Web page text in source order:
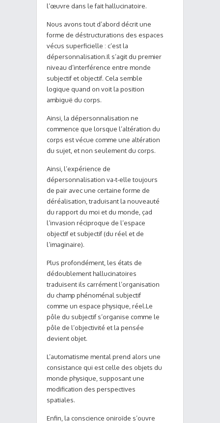
l’œuvre dans le fait hallucinatoire.
Nous avons tout d’abord décrit une
forme de déstructurations des espaces
vécus superficielle : c’est la
dépersonnalisation.Il s’agit du premier
niveau d’interférence entre monde
subjectif et objectif. Cela semble
logique quand on voit la position
ambiguë du corps.
Ainsi, la dépersonnalisation ne
commence que lorsque l’altération du
corps est vécue comme une altération
du sujet, et non seulement du corps.
Ainsi, l’expérience de
dépersonnalisation va-t-elle toujours
de pair avec une certaine forme de
déréalisation, traduisant la nouveauté
du rapport du moi et du monde, çad
l’invasion réciproque de l’espace
objectif et subjectif (du réel et de
l’imaginaire).
Plus profondément, les états de
dédoublement hallucinatoires
traduisent ils carrément l’organisation
du champ phénoménal subjectif
comme un espace physique, réel.Le
pôle du subjectif s’organise comme le
pôle de l’objectivité et la pensée
devient objet.
L’automatisme mental prend alors une
consistance qui est celle des objets du
monde physique, supposant une
modification des perspectives
spatiales.
Enfin, la conscience oniroïde s’ouvre